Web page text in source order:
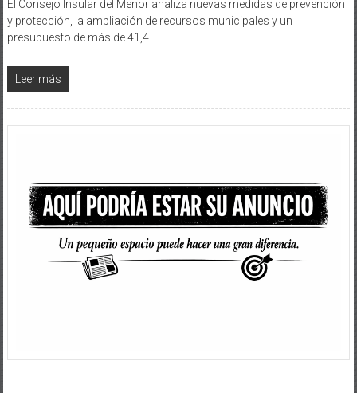
El Consejo Insular del Menor analiza nuevas medidas de prevención
y protección, la ampliación de recursos municipales y un
presupuesto de más de 41,4
Leer más